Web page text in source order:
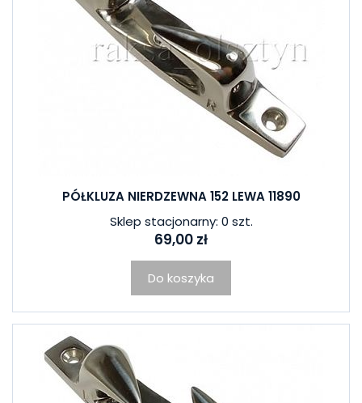
PÓŁKLUZA NIERDZEWNA 152 LEWA 11890
Sklep stacjonarny: 0 szt.
69,00 zł
Do koszyka